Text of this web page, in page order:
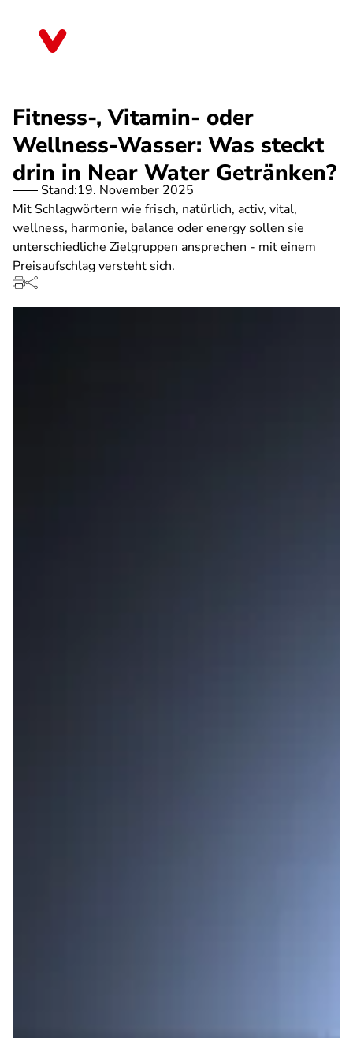
Fitness-, Vitamin- oder
Wellness-Wasser: Was steckt
drin in Near Water Getränken?
Stand:19. November 2025
Mit Schlagwörtern wie frisch, natürlich, activ, vital,
wellness, harmonie, balance oder energy sollen sie
unterschiedliche Zielgruppen ansprechen - mit einem
Preisaufschlag versteht sich.